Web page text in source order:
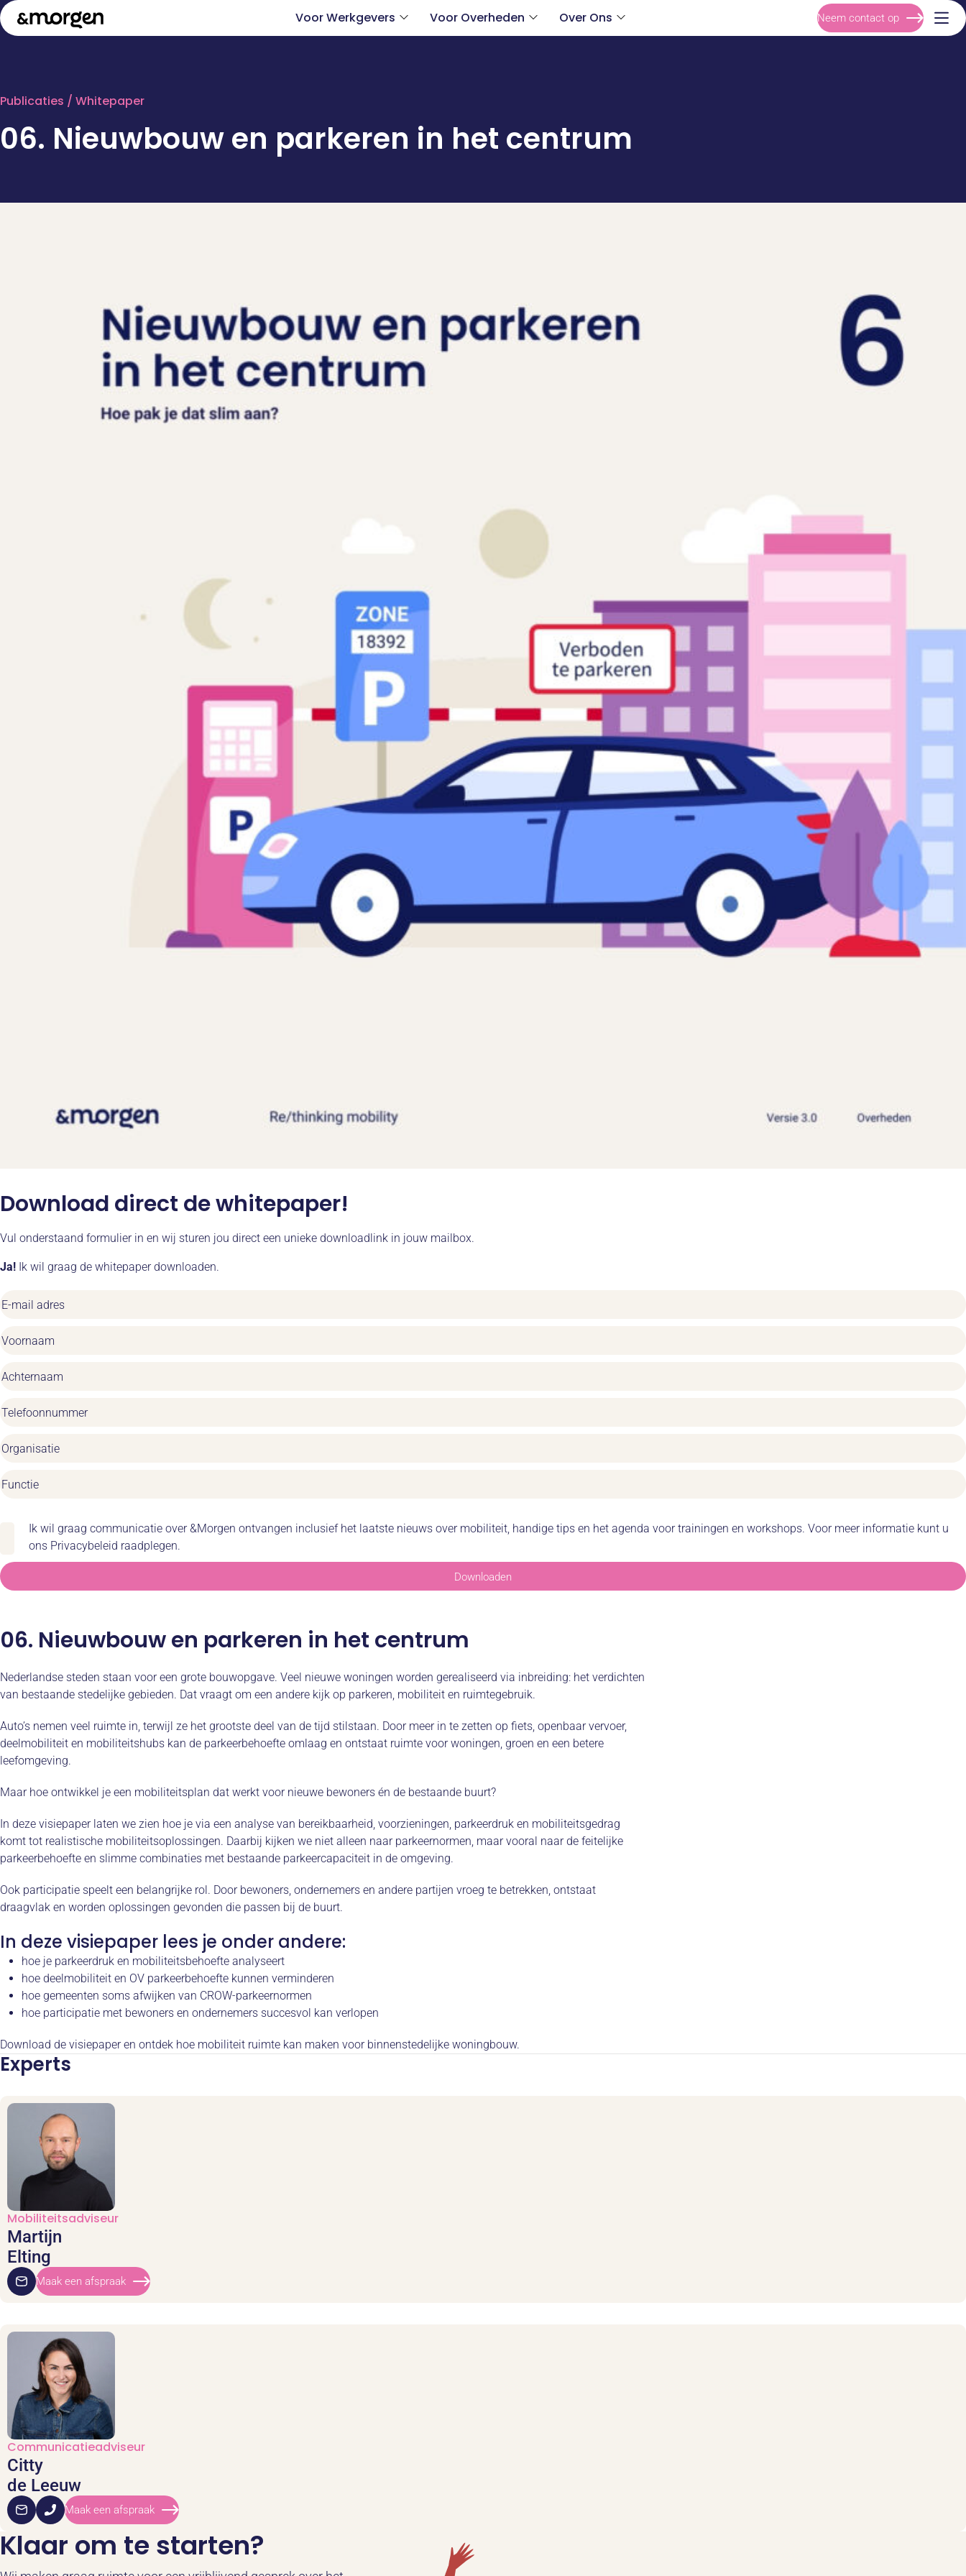
Voor Werkgevers Voor Overheden Over Ons Neem contact op
Publicaties / Whitepaper
06. Nieuwbouw en parkeren in het centrum
Download direct de whitepaper!
Vul onderstaand formulier in en wij sturen jou direct een unieke downloadlink in jouw mailbox.
Ja! Ik wil graag de whitepaper downloaden.
Ik wil graag communicatie over &Morgen ontvangen inclusief het laatste nieuws over mobiliteit, handige tips en het agenda voor trainingen en workshops. Voor meer informatie kunt u
ons Privacybeleid raadplegen.
Downloaden
06. Nieuwbouw en parkeren in het centrum
Nederlandse steden staan voor een grote bouwopgave. Veel nieuwe woningen worden gerealiseerd via inbreiding: het verdichten
van bestaande stedelijke gebieden. Dat vraagt om een andere kijk op parkeren, mobiliteit en ruimtegebruik.
Auto’s nemen veel ruimte in, terwijl ze het grootste deel van de tijd stilstaan. Door meer in te zetten op fiets, openbaar vervoer,
deelmobiliteit en mobiliteitshubs kan de parkeerbehoefte omlaag en ontstaat ruimte voor woningen, groen en een betere
leefomgeving.
Maar hoe ontwikkel je een mobiliteitsplan dat werkt voor nieuwe bewoners én de bestaande buurt?
In deze visiepaper laten we zien hoe je via een analyse van bereikbaarheid, voorzieningen, parkeerdruk en mobiliteitsgedrag
komt tot realistische mobiliteitsoplossingen. Daarbij kijken we niet alleen naar parkeernormen, maar vooral naar de feitelijke
parkeerbehoefte en slimme combinaties met bestaande parkeercapaciteit in de omgeving.
Ook participatie speelt een belangrijke rol. Door bewoners, ondernemers en andere partijen vroeg te betrekken, ontstaat
draagvlak en worden oplossingen gevonden die passen bij de buurt.
In deze visiepaper lees je onder andere:
hoe je parkeerdruk en mobiliteitsbehoefte analyseert
hoe deelmobiliteit en OV parkeerbehoefte kunnen verminderen
hoe gemeenten soms afwijken van CROW-parkeernormen
hoe participatie met bewoners en ondernemers succesvol kan verlopen
Download de visiepaper en ontdek hoe mobiliteit ruimte kan maken voor binnenstedelijke woningbouw.
Experts
Mobiliteitsadviseur
Martijn
Elting
Maak een afspraak
Communicatieadviseur
Citty
de Leeuw
Maak een afspraak
Klaar om te starten?